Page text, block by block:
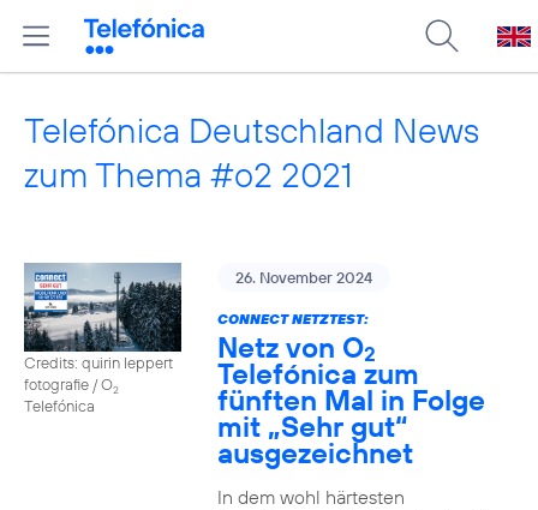
Telefónica Deutschland News
zum Thema #o2 2021
Credits: quirin leppert
fotografie / O2
Telefónica
26. November 2024
CONNECT NETZTEST:
Netz von O2
Telefónica zum
fünften Mal in Folge
mit „Sehr gut“
ausgezeichnet
In dem wohl härtesten